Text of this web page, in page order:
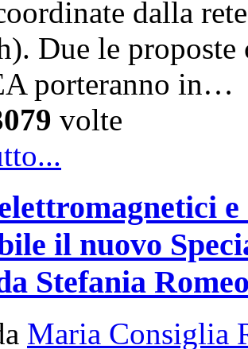
dalla
Due le
porteranno in…
volte
il nuovo
Stefania
Maria Consiglia